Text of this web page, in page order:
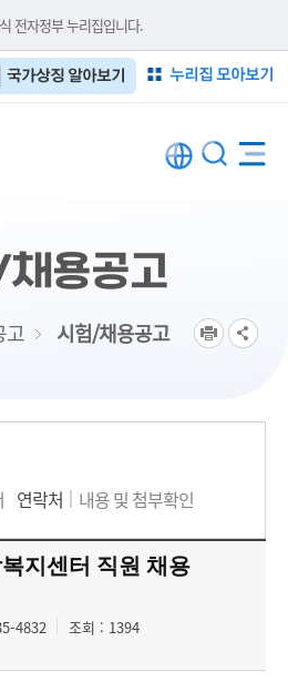
전자정부 누리집입니다.
누리집 모아보기
국가상징 알아보기
용공고
고 시험/채용공고
연락처 내용 및 첨부확인
지센터 직원 채용
4832
조회 : 1394